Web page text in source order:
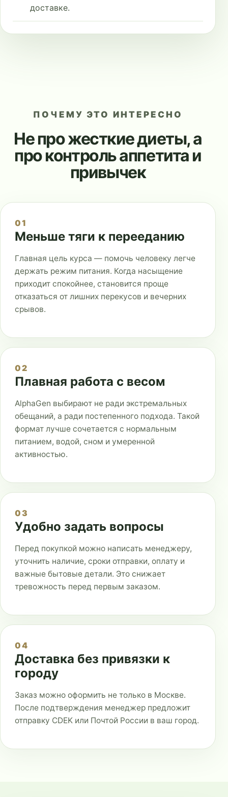
доставке.
ПОЧЕМУ ЭТО ИНТЕРЕСНО
Не про жесткие диеты, а
про контроль аппетита и
привычек
01
Меньше тяги к перееданию
Главная цель курса — помочь человеку легче
держать режим питания. Когда насыщение
приходит спокойнее, становится проще
отказаться от лишних перекусов и вечерних
срывов.
02
Плавная работа с весом
AlphaGen выбирают не ради экстремальных
обещаний, а ради постепенного подхода. Такой
формат лучше сочетается с нормальным
питанием, водой, сном и умеренной
активностью.
03
Удобно задать вопросы
Перед покупкой можно написать менеджеру,
уточнить наличие, сроки отправки, оплату и
важные бытовые детали. Это снижает
тревожность перед первым заказом.
04
Доставка без привязки к
городу
Заказ можно оформить не только в Москве.
После подтверждения менеджер предложит
отправку CDEK или Почтой России в ваш город.